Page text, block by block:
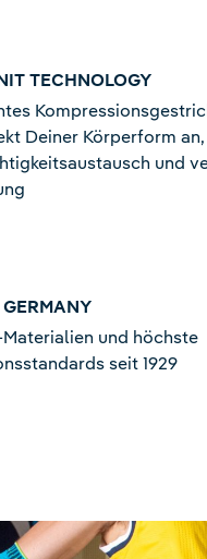
TECHNOLOGY
Deiner Körperform
und
und höchste
seit 1929